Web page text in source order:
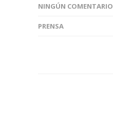
NINGÚN COMENTARIO
PRENSA